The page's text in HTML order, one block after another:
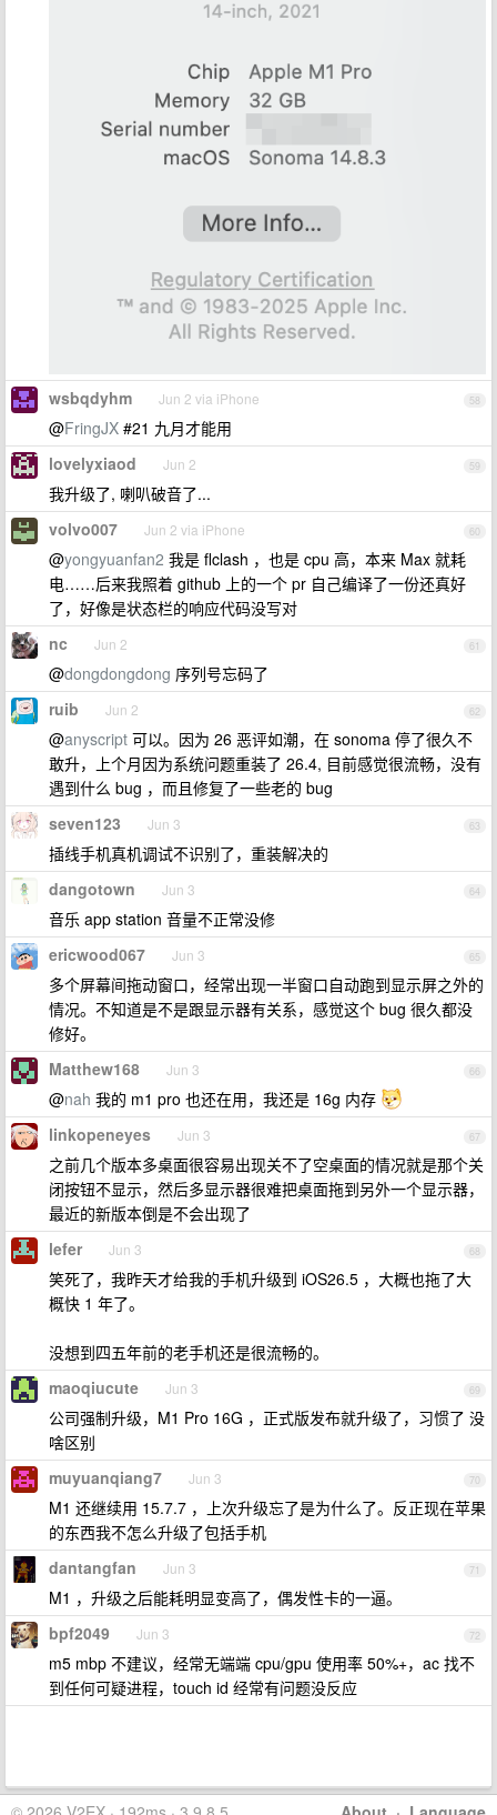
58
wsbqdyhm Jun 2 via iPhone
@FringJX #21 九月才能用
59
lovelyxiaod Jun 2
我升级了, 喇叭破音了...
60
volvo007 Jun 2 via iPhone
@yongyuanfan2 我是 flclash ，也是 cpu 高，本来 Max 就耗
电……后来我照着 github 上的一个 pr 自己编译了一份还真好
了，好像是状态栏的响应代码没写对
61
nc Jun 2
@dongdongdong 序列号忘码了
62
ruib Jun 2
@anyscript 可以。因为 26 恶评如潮，在 sonoma 停了很久不
敢升，上个月因为系统问题重装了 26.4, 目前感觉很流畅，没有
遇到什么 bug ，而且修复了一些老的 bug
63
seven123 Jun 3
插线手机真机调试不识别了，重装解决的
64
dangotown Jun 3
音乐 app station 音量不正常没修
65
ericwood067 Jun 3
多个屏幕间拖动窗口，经常出现一半窗口自动跑到显示屏之外的
情况。不知道是不是跟显示器有关系，感觉这个 bug 很久都没
修好。
66
Matthew168 Jun 3
@nah 我的 m1 pro 也还在用，我还是 16g 内存
67
linkopeneyes Jun 3
之前几个版本多桌面很容易出现关不了空桌面的情况就是那个关
闭按钮不显示，然后多显示器很难把桌面拖到另外一个显示器，
最近的新版本倒是不会出现了
68
lefer Jun 3
笑死了，我昨天才给我的手机升级到 iOS26.5 ，大概也拖了大
概快 1 年了。
没想到四五年前的老手机还是很流畅的。
69
maoqiucute Jun 3
公司强制升级，M1 Pro 16G ，正式版发布就升级了，习惯了 没
啥区别
70
muyuanqiang7 Jun 3
M1 还继续用 15.7.7 ，上次升级忘了是为什么了。反正现在苹果
的东西我不怎么升级了包括手机
71
dantangfan Jun 3
M1 ，升级之后能耗明显变高了，偶发性卡的一逼。
72
bpf2049 Jun 3
m5 mbp 不建议，经常无端端 cpu/gpu 使用率 50%+，ac 找不
到任何可疑进程，touch id 经常有问题没反应